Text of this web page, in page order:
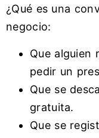
¿Qué es una
negocio:
Que alguien
pedir un
Que se
gratuita.
Que se